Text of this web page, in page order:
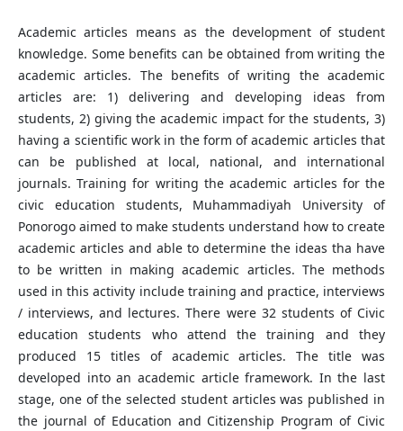
Academic articles means as the development of student
knowledge. Some benefits can be obtained from writing the
academic articles. The benefits of writing the academic
articles are: 1) delivering and developing ideas from
students, 2) giving the academic impact for the students, 3)
having a scientific work in the form of academic articles that
can be published at local, national, and international
journals. Training for writing the academic articles for the
civic education students, Muhammadiyah University of
Ponorogo aimed to make students understand how to create
academic articles and able to determine the ideas tha have
to be written in making academic articles. The methods
used in this activity include training and practice, interviews
/ interviews, and lectures. There were 32 students of Civic
education students who attend the training and they
produced 15 titles of academic articles. The title was
developed into an academic article framework. In the last
stage, one of the selected student articles was published in
the journal of Education and Citizenship Program of Civic